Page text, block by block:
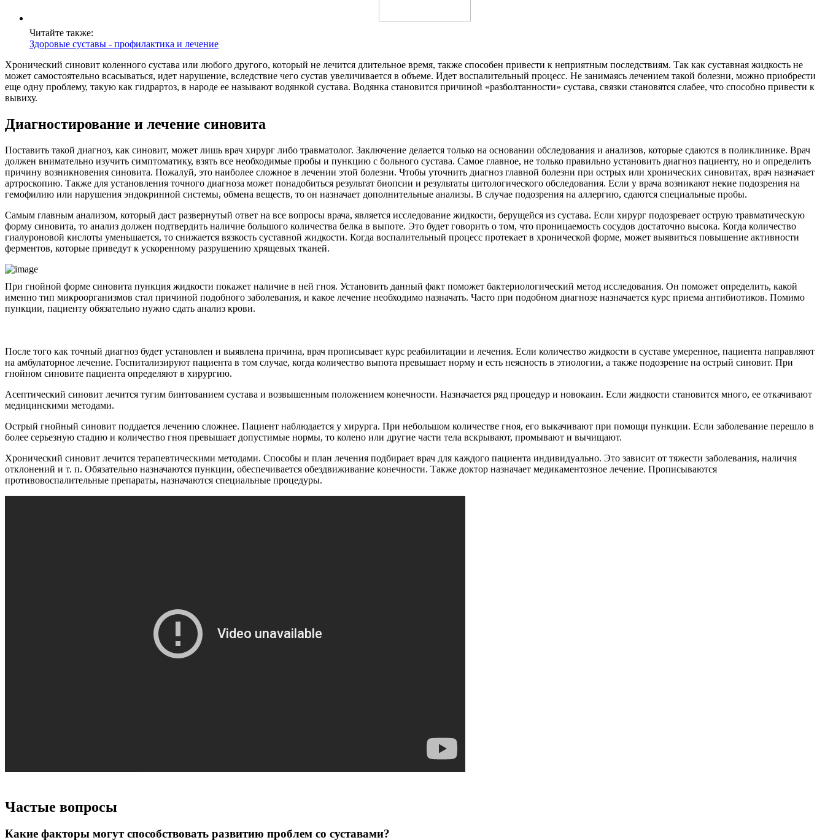
Читайте также:
Здоровые суставы - профилактика и лечение
Хронический синовит коленного сустава или любого другого, который не лечится длительное время, также способен привести к неприятным последствиям. Так как суставная жидкость не
может самостоятельно всасываться, идет нарушение, вследствие чего сустав увеличивается в объеме. Идет воспалительный процесс. Не занимаясь лечением такой болезни, можно приобрести
еще одну проблему, такую как гидрартоз, в народе ее называют водянкой сустава. Водянка становится причиной «разболтанности» сустава, связки становятся слабее, что способно привести к
вывиху.
Диагностирование и лечение синовита
Поставить такой диагноз, как синовит, может лишь врач хирург либо травматолог. Заключение делается только на основании обследования и анализов, которые сдаются в поликлинике. Врач
должен внимательно изучить симптоматику, взять все необходимые пробы и пункцию с больного сустава. Самое главное, не только правильно установить диагноз пациенту, но и определить
причину возникновения синовита. Пожалуй, это наиболее сложное в лечении этой болезни. Чтобы уточнить диагноз главной болезни при острых или хронических синовитах, врач назначает
артроскопию. Также для установления точного диагноза может понадобиться результат биопсии и результаты цитологического обследования. Если у врача возникают некие подозрения на
гемофилию или нарушения эндокринной системы, обмена веществ, то он назначает дополнительные анализы. В случае подозрения на аллергию, сдаются специальные пробы.
Самым главным анализом, который даст развернутый ответ на все вопросы врача, является исследование жидкости, берущейся из сустава. Если хирург подозревает острую травматическую
форму синовита, то анализ должен подтвердить наличие большого количества белка в выпоте. Это будет говорить о том, что проницаемость сосудов достаточно высока. Когда количество
гиалуроновой кислоты уменьшается, то снижается вязкость суставной жидкости. Когда воспалительный процесс протекает в хронической форме, может выявиться повышение активности
ферментов, которые приведут к ускоренному разрушению хрящевых тканей.
При гнойной форме синовита пункция жидкости покажет наличие в ней гноя. Установить данный факт поможет бактериологический метод исследования. Он поможет определить, какой
именно тип микроорганизмов стал причиной подобного заболевания, и какое лечение необходимо назначать. Часто при подобном диагнозе назначается курс приема антибиотиков. Помимо
пункции, пациенту обязательно нужно сдать анализ крови.
После того как точный диагноз будет установлен и выявлена причина, врач прописывает курс реабилитации и лечения. Если количество жидкости в суставе умеренное, пациента направляют
на амбулаторное лечение. Госпитализируют пациента в том случае, когда количество выпота превышает норму и есть неясность в этиологии, а также подозрение на острый синовит. При
гнойном синовите пациента определяют в хирургию.
Асептический синовит лечится тугим бинтованием сустава и возвышенным положением конечности. Назначается ряд процедур и новокаин. Если жидкости становится много, ее откачивают
медицинскими методами.
Острый гнойный синовит поддается лечению сложнее. Пациент наблюдается у хирурга. При небольшом количестве гноя, его выкачивают при помощи пункции. Если заболевание перешло в
более серьезную стадию и количество гноя превышает допустимые нормы, то колено или другие части тела вскрывают, промывают и вычищают.
Хронический синовит лечится терапевтическими методами. Способы и план лечения подбирает врач для каждого пациента индивидуально. Это зависит от тяжести заболевания, наличия
отклонений и т. п. Обязательно назначаются пункции, обеспечивается обездвиживание конечности. Также доктор назначает медикаментозное лечение. Прописываются
противовоспалительные препараты, назначаются специальные процедуры.
Частые вопросы
Какие факторы могут способствовать развитию проблем со суставами?